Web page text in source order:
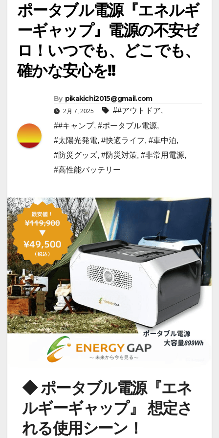
ポータブル電源『エネルギ
ーギャップ』電源の不安ゼ
ロ！いつでも、どこでも、
確かな安心を!!
By pikakichi2015@gmail.com
2月 7, 2025 ##アウトドア,
##キャンプ, #ポータブル電源,
#太陽光発電, #快適ライフ, #車中泊,
#防災グッズ, #防災対策, #非常用電源,
#高性能バッテリー
◆ ポータブル電源『エネ
ルギーギャップ』
想定さ
れる使用シーン！